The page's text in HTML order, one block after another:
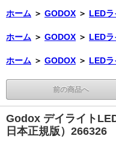
ホーム ＞ GODOX ＞ LEDラ
ホーム ＞ GODOX ＞ LEDラ
ホーム ＞ GODOX ＞ LEDラ
前の商品へ
Godox デイライト
日本正規版）266326